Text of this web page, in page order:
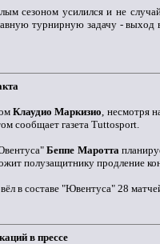
сезоном усилился и не
турнирную задачу -
Клаудио Маркизио, несмотря
сообщает газета Tuttosport.
Беппе Маротта
полузащитнику продление
в составе "Ювентуса" 28
в прессе